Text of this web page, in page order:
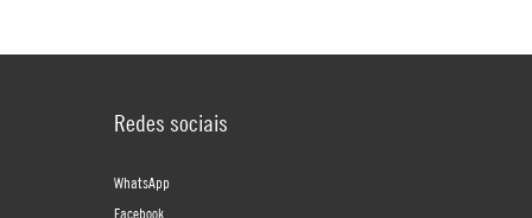
Redes sociais
WhatsApp
Facebook